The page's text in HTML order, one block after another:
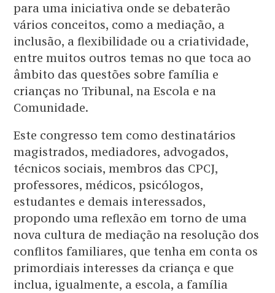
para uma iniciativa onde se debaterão
vários conceitos, como a mediação, a
inclusão, a flexibilidade ou a criatividade,
entre muitos outros temas no que toca ao
âmbito das questões sobre família e
crianças no Tribunal, na Escola e na
Comunidade.
Este congresso tem como destinatários
magistrados, mediadores, advogados,
técnicos sociais, membros das CPCJ,
professores, médicos, psicólogos,
estudantes e demais interessados,
propondo uma reflexão em torno de uma
nova cultura de mediação na resolução dos
conflitos familiares, que tenha em conta os
primordiais interesses da criança e que
inclua, igualmente, a escola, a família